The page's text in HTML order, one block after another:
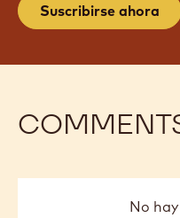
Suscribirse ahora
No